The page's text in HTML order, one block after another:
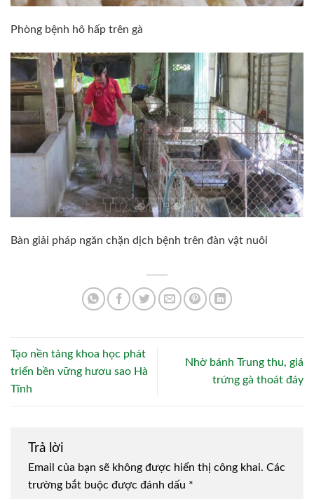
Phòng bệnh hô hấp trên gà
Bàn giải pháp ngăn chặn dịch bệnh trên đàn vật nuôi
Tạo nền tảng khoa học phát
triển bền vững hươu sao Hà
Tĩnh
Nhờ bánh Trung thu, giá
trứng gà thoát đáy
Trả lời
Email của bạn sẽ không được hiển thị công khai. Các
trường bắt buộc được đánh dấu *